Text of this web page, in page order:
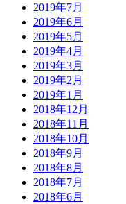
2019年7月
2019年6月
2019年5月
2019年4月
2019年3月
2019年2月
2019年1月
2018年12月
2018年11月
2018年10月
2018年9月
2018年8月
2018年7月
2018年6月